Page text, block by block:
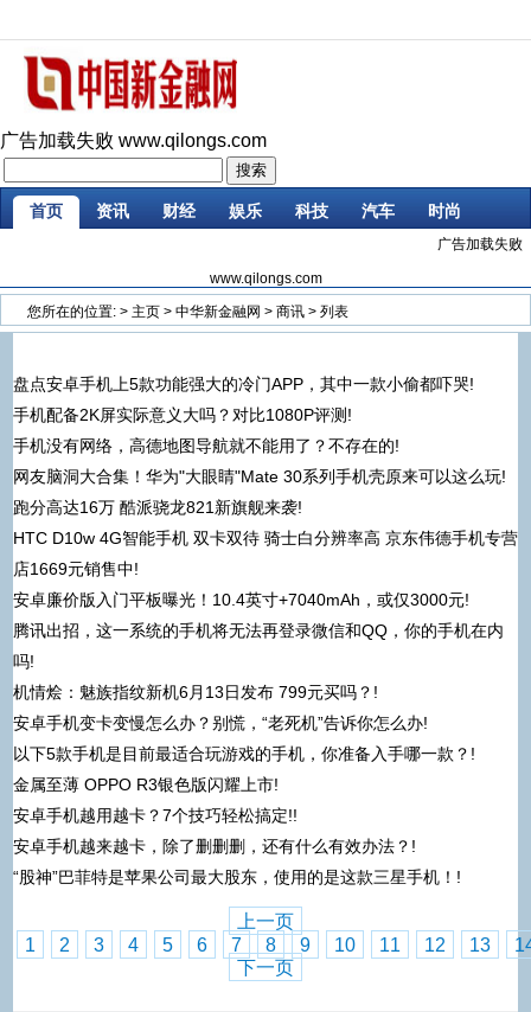
广告加载失败 www.qilongs.com
首页 资讯 财经 娱乐 科技 汽车 时尚
广告加载失败
www.qilongs.com
您所在的位置: > 主页 > 中华新金融网 > 商讯 > 列表
盘点安卓手机上5款功能强大的冷门APP，其中一款小偷都吓哭!
手机配备2K屏实际意义大吗？对比1080P评测!
手机没有网络，高德地图导航就不能用了？不存在的!
网友脑洞大合集！华为"大眼睛"Mate 30系列手机壳原来可以这么玩!
跑分高达16万 酷派骁龙821新旗舰来袭!
HTC D10w 4G智能手机 双卡双待 骑士白分辨率高 京东伟德手机专营
店1669元销售中!
安卓廉价版入门平板曝光！10.4英寸+7040mAh，或仅3000元!
腾讯出招，这一系统的手机将无法再登录微信和QQ，你的手机在内
吗!
机情烩：魅族指纹新机6月13日发布 799元买吗？!
安卓手机变卡变慢怎么办？别慌，“老死机”告诉你怎么办!
以下5款手机是目前最适合玩游戏的手机，你准备入手哪一款？!
金属至薄 OPPO R3银色版闪耀上市!
安卓手机越用越卡？7个技巧轻松搞定!!
安卓手机越来越卡，除了删删删，还有什么有效办法？!
“股神”巴菲特是苹果公司最大股东，使用的是这款三星手机！!
上一页
1
2 3 4 5 6 7 8 9 10 11 12 13
下一页